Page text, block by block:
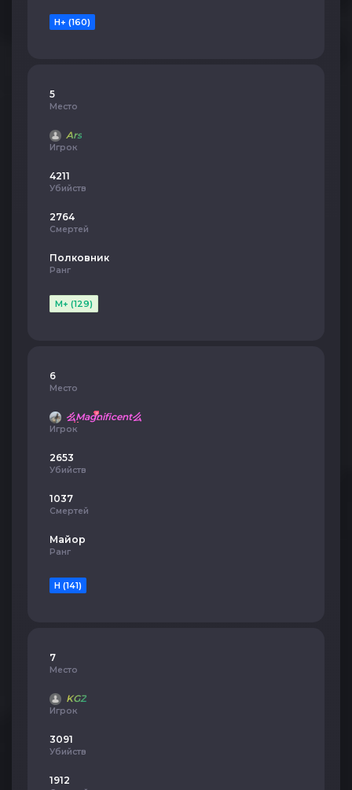
H+ (160)
5
Место
Ars
Игрок
4211
Убийств
2764
Смертей
Полковник
Ранг
M+ (129)
6
Место
么Magnificent么
Игрок
2653
Убийств
1037
Смертей
Майор
Ранг
H (141)
7
Место
KGZ
Игрок
3091
Убийств
1912